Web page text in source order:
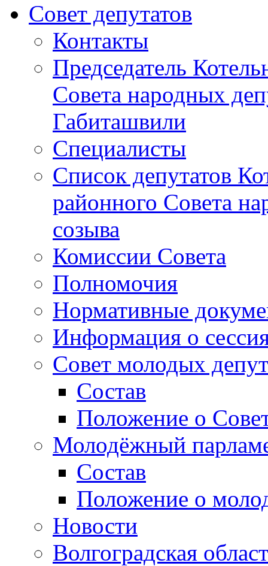
Совет депутатов
Контакты
Председатель
Совета народных
Габиташвили
Специалисты
Список депутатов
районного Совета
созыва
Комиссии Совета
Полномочия
Нормативные
Информация о
Совет молодых
Состав
Положение о
Молодёжный
Состав
Положение о
Новости
Волгоградская